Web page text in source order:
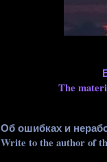
The
Об ошибках и
Write to the author of